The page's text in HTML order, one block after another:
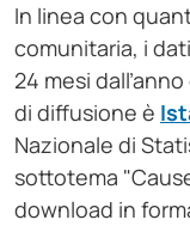
In linea con
comunitaria, i
24 mesi
di diffusione è
Nazionale di
sottotema
download in